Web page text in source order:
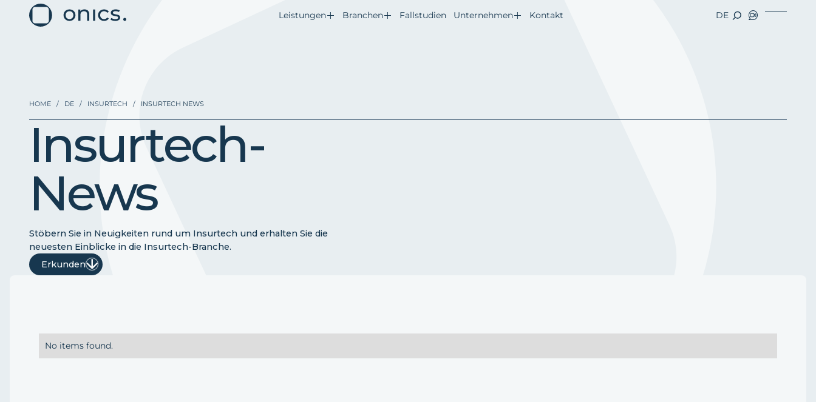
Leistungen Branchen Fallstudien Unternehmen Kontakt DE
HOME / DE / INSURTECH / INSURTECH NEWS
Insurtech-
News
Stöbern Sie in Neuigkeiten rund um Insurtech und erhalten Sie die
neuesten Einblicke in die Insurtech-Branche.
Erkunden
No items found.